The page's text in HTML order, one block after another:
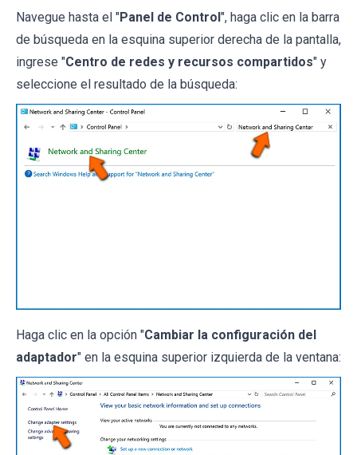
Navegue hasta el "Panel de Control ", haga clic en la barra
de búsqueda en la esquina superior derecha de la pantalla,
ingrese "Centro de redes y recursos compartidos" y
seleccione el resultado de la búsqueda:
Haga clic en la opción "Cambiar la configuración del
adaptador" en la esquina superior izquierda de la ventana: